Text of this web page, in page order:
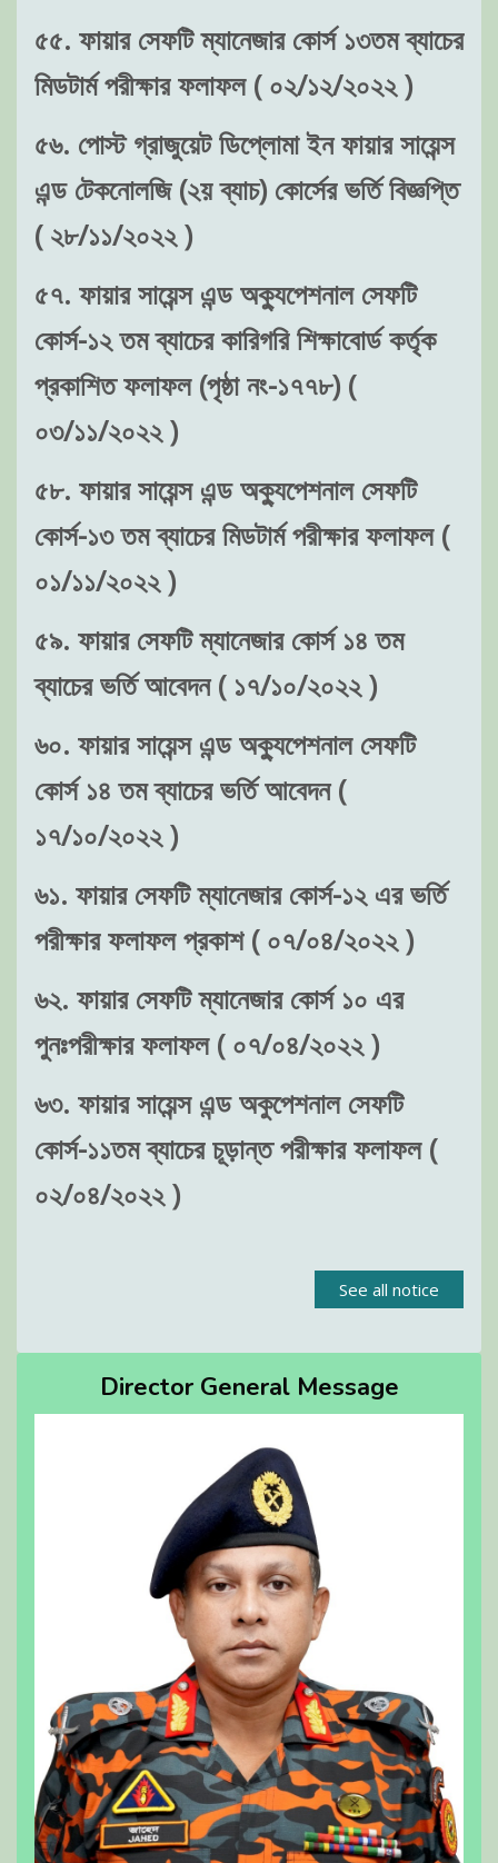
৫৫. ফায়ার সেফটি ম্যানেজার কোর্স ১৩তম ব্যাচের
মিডটার্ম পরীক্ষার ফলাফল ( ০২/১২/২০২২ )
৫৬. পোস্ট গ্রাজুয়েট ডিপ্লোমা ইন ফায়ার সায়েন্স
এন্ড টেকনোলজি (২য় ব্যাচ) কোর্সের ভর্তি বিজ্ঞপ্তি
( ২৮/১১/২০২২ )
৫৭. ফায়ার সায়েন্স এন্ড অক্যুপেশনাল সেফটি
কোর্স-১২ তম ব্যাচের কারিগরি শিক্ষাবোর্ড কর্তৃক
প্রকাশিত ফলাফল (পৃষ্ঠা নং-১৭৭৮) (
০৩/১১/২০২২ )
৫৮. ফায়ার সায়েন্স এন্ড অক্যুপেশনাল সেফটি
কোর্স-১৩ তম ব্যাচের মিডটার্ম পরীক্ষার ফলাফল (
০১/১১/২০২২ )
৫৯. ফায়ার সেফটি ম্যানেজার কোর্স ১৪ তম
ব্যাচের ভর্তি আবেদন ( ১৭/১০/২০২২ )
৬০. ফায়ার সায়েন্স এন্ড অক্যুপেশনাল সেফটি
কোর্স ১৪ তম ব্যাচের ভর্তি আবেদন (
১৭/১০/২০২২ )
৬১. ফায়ার সেফটি ম্যানেজার কোর্স-১২ এর ভর্তি
পরীক্ষার ফলাফল প্রকাশ ( ০৭/০৪/২০২২ )
৬২. ফায়ার সেফটি ম্যানেজার কোর্স ১০ এর
পুনঃপরীক্ষার ফলাফল ( ০৭/০৪/২০২২ )
৬৩. ফায়ার সায়েন্স এন্ড অকুপেশনাল সেফটি
কোর্স-১১তম ব্যাচের চূড়ান্ত পরীক্ষার ফলাফল (
০২/০৪/২০২২ )
See all notice
Director General Message